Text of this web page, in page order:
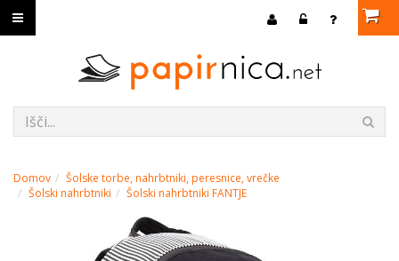
Domov
Šolske torbe, nahrbtniki, peresnice, vrečke
Šolski nahrbtniki
Šolski nahrbtniki FANTJE